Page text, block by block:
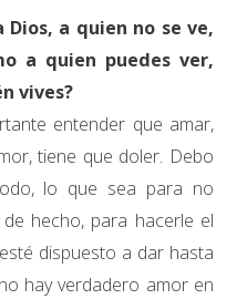
Dios, a quien no se ve,
a quien puedes ver,
vives?
entender que amar,
tiene que doler. Debo
lo que sea para no
hecho, para hacerle el
dispuesto a dar hasta
hay verdadero amor en